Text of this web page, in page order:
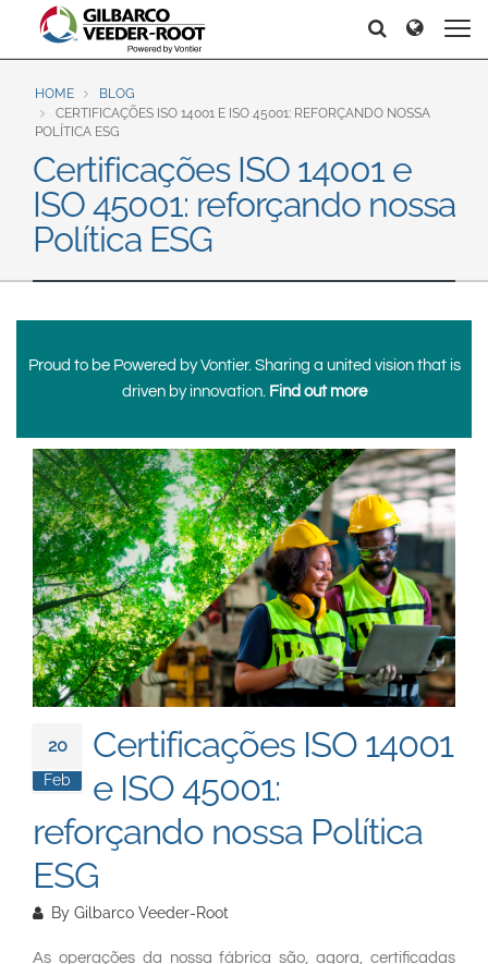
North America
United States
Canada
Español English
Brazil
Mexico
Europe & CIS
English
Dansk
Français
Magyar
Norsk
Română
Pусский
Middle East and Africa
India
Australia
中国
South East Asia
Search
Search Search
HOME
BLOG
CERTIFICAÇÕES ISO 14001 E ISO 45001: REFORÇANDO NOSSA
POLÍTICA ESG
Certificações ISO 14001 e
ISO 45001: reforçando nossa
Política ESG
Proud to be Powered by Vontier. Sharing a united vision that is
driven by innovation. Find out more
20
Feb
Certificações ISO 14001
e ISO 45001:
reforçando nossa Política
ESG
By Gilbarco Veeder-Root
As operações da nossa fábrica são, agora, certificadas